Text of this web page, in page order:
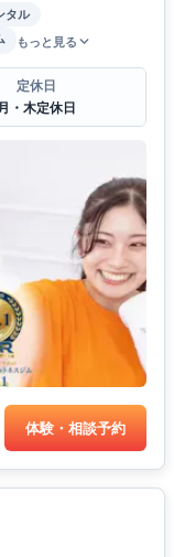
タル
もっと見る
定休日
月・木定休日
体験・相談予約